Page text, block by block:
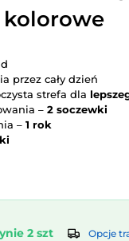
przez cały dzień
strefa dla
– 2 soczewki
– 1 rok
2 szt
Opcje